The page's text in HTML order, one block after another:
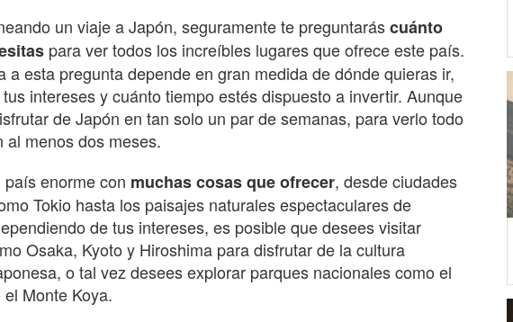
un viaje a Japón, seguramente te preguntaráscuánto
para ver todos los increíbles lugares que ofrece este país.
a esta pregunta depende en gran medida de dónde quieras ir,
intereses y cuánto tiempo estés dispuesto a invertir. Aunque
de Japón en tan solo un par de semanas, para verlo todo
al menos dos meses.
enorme con muchas cosas que ofrecer, desde ciudades
Tokio hasta los paisajes naturales espectaculares de
de tus intereses, es posible que desees visitar
Osaka, Kyoto y Hiroshima para disfrutar de la cultura
o tal vez desees explorar parques nacionales como el
Monte Koya.